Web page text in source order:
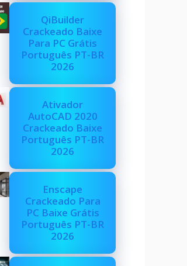
QiBuilder
Crackeado Baixe
Para PC Grátis
Português PT-BR
2026
Ativador
AutoCAD 2020
Crackeado Baixe
Português PT-BR
2026
Enscape
Crackeado Para
PC Baixe Grátis
Português PT-BR
2026